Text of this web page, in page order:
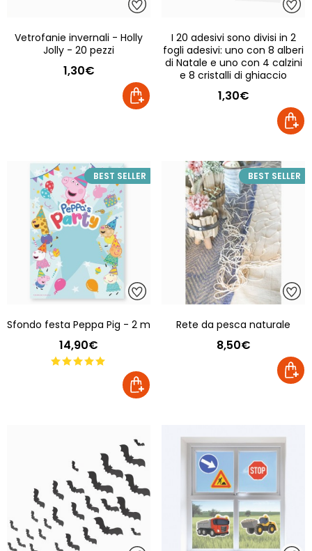
Vetrofanie invernali - Holly
Jolly - 20 pezzi
1,30€
I 20 adesivi sono divisi in 2
fogli adesivi: uno con 8 alberi
di Natale e uno con 4 calzini
e 8 cristalli di ghiaccio
1,30€
BEST SELLER
Sfondo festa Peppa Pig - 2 m
14,90€
BEST SELLER
Rete da pesca naturale
8,50€